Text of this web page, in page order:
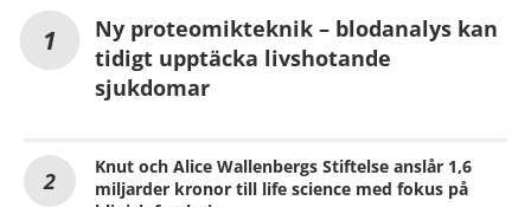
Ny proteomikteknik – blodanalys kan
tidigt upptäcka livshotande
sjukdomar
Knut och Alice Wallenbergs Stiftelse anslår 1,6
miljarder kronor till life science med fokus på